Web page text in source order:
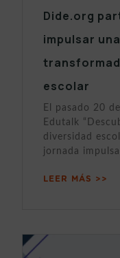
Dide.org
impulsar
escolar
El pasado 20
Edutalk
diversidad
jornada
LEER MÁS >>